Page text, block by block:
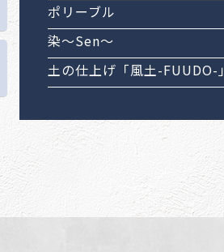
ポリーブル
染～Sen～
土の仕上げ「風土-FUUDO-」